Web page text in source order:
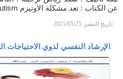
عن الكتاب : تعد مشكلة الاوتيزم Autism من…
تاريخ النشر: 2015/05/25
الإرشاد النفسي لذوي الاحتياجات